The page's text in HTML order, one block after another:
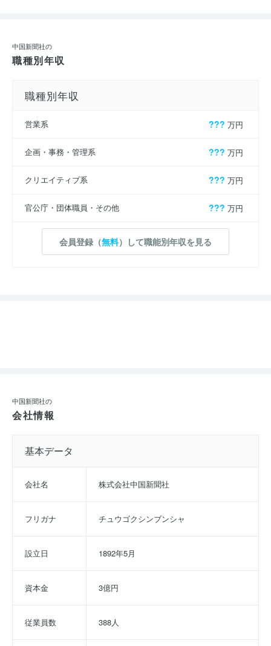
中国新聞社の
職種別年収
職種別年収
営業系 ??? 万円
企画・事務・管理系 ??? 万円
クリエイティブ系 ??? 万円
官公庁・団体職員・その他 ??? 万円
会員登録（無料）して職能別年収を見る
中国新聞社の
会社情報
基本データ
会社名 株式会社中国新聞社
フリガナ チュウゴクシンブンシャ
設立日 1892年5月
資本金 3億円
従業員数 388人